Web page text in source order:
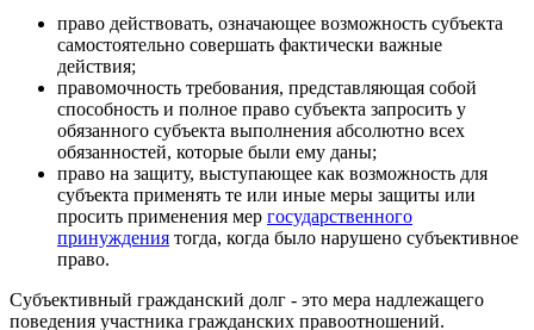
право действовать, означающее возможность субъекта
самостоятельно совершать фактически важные
действия;
правомочность требования, представляющая собой
способность и полное право субъекта запросить у
обязанного субъекта выполнения абсолютно всех
обязанностей, которые были ему даны;
право на защиту, выступающее как возможность для
субъекта применять те или иные меры защиты или
просить применения мер государственного
принуждения тогда, когда было нарушено субъективное
право.
Субъективный гражданский долг - это мера надлежащего
поведения участника гражданских правоотношений.